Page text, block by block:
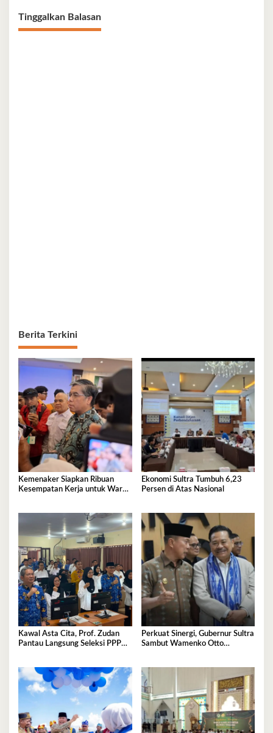
Tinggalkan Balasan
Berita Terkini
Kemenaker Siapkan Ribuan
Kesempatan Kerja untuk Warga
Ekonomi Sultra Tumbuh 6,23
Persen di Atas Nasional
Kawal Asta Cita, Prof. Zudan
Pantau Langsung Seleksi PPPK
Perkuat Sinergi, Gubernur Sultra
Sambut Wamenko Otto